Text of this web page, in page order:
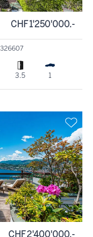
CHF 1'250'000.-
3.5 1
CHF 2'400'000.-